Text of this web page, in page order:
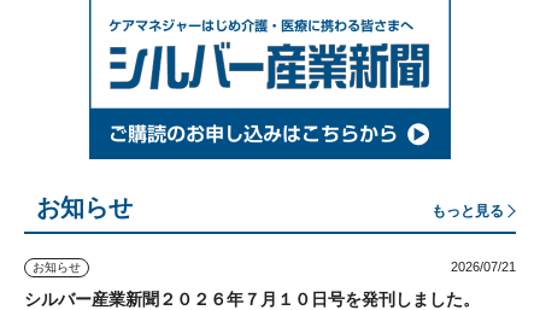
お知らせ もっと見る
お知らせ 2026/07/21
シルバー産業新聞２０２６年７月１０日号を発刊しました。